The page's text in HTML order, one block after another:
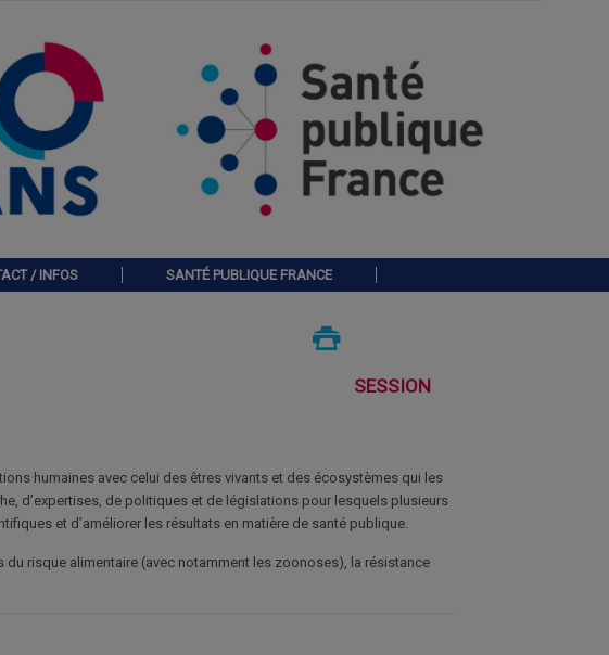
/ INFOS SANTÉ PUBLIQUE FRANCE
SESSION
humaines avec celui des êtres vivants et des écosystèmes qui les
d’expertises, de politiques et de législations pour lesquels plusieurs
et d’améliorer les résultats en matière de santé publique.
risque alimentaire (avec notamment les zoonoses), la résistance